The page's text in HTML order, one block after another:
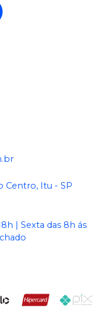
Centro, Itu - SP
| Sexta das 8h ás